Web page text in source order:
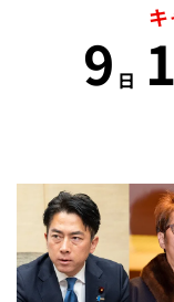
9 日